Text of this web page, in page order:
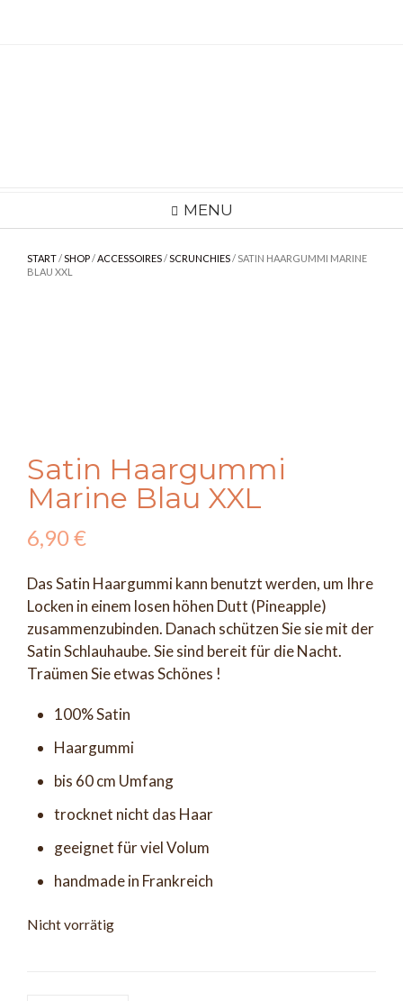
MENU
START/SHOP/ACCESSOIRES/SCRUNCHIES/ SATIN HAARGUMMI MARINE
BLAU XXL
Satin Haargummi
Marine Blau XXL
6,90€
Das Satin Haargummi kann benutzt werden, um Ihre
Locken in einem losen höhen Dutt (Pineapple)
zusammenzubinden. Danach schützen Sie sie mit der
Satin Schlauhaube. Sie sind bereit für die Nacht.
Traümen Sie etwas Schönes !
100% Satin
Haargummi
bis 60 cm Umfang
trocknet nicht das Haar
geeignet für viel Volum
handmade in Frankreich
Nicht vorrätig